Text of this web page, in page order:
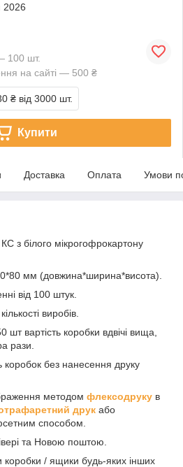
2026
100 шт.
на сайті — 500 ₴
₴ від 3000 шт.
Купити
Доставка Оплата Умови
з білого мікрогофрокартону
мм (довжина*ширина*висота).
від 100 штук.
виробів.
шт вартість коробки вдвічі вища,
рази.
коробок без нанесення друку
методом флексодруку в
друк або
способом.
та Новою поштою.
/ ящики будь-яких інших